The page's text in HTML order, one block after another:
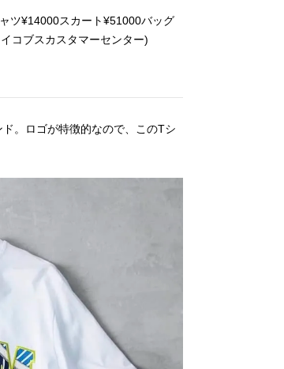
ツ¥14000スカート¥51000バッグ
コブスカスタマーセンター)
。ロゴが特徴的なので、このTシ
”なウェー
ツ！
【龍宮城】「ぜひ龍宮城に沼って
ください！」JJ初登場♡